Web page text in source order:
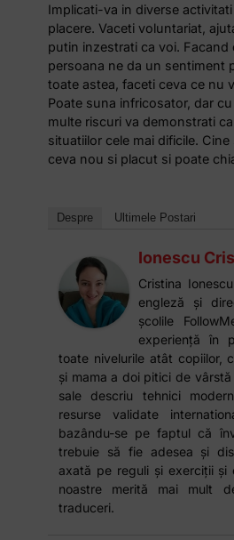
Implicati-va in diverse
placere. Vaceti voluntariat,
putin inzestrati ca voi. Facand
persoana ne da un sentiment
toate astea, faceti ceva ce nu
Poate suna infricosator, dar
multe riscuri va demonstrati
situatiilor cele mai dificile.
ceva nou si placut si poate
Despre Ultimele Postari
Ionescu
Cristina
engleză și
școlile
experiență în
toate nivelurile atât copiilor,
și mama a doi pitici de
sale descriu tehnici
resurse validate
bazându-se pe faptul că
trebuie să fie adesea și
axată pe reguli și exerciții și
noastre merită mai mult
traduceri.